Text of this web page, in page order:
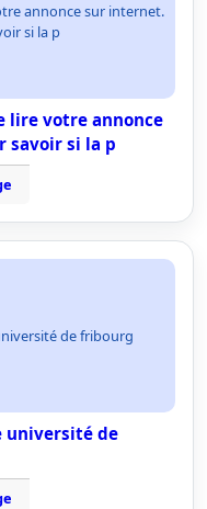
annonce sur internet.
si la p
lire votre annonce
savoir si la p
de fribourg
université de